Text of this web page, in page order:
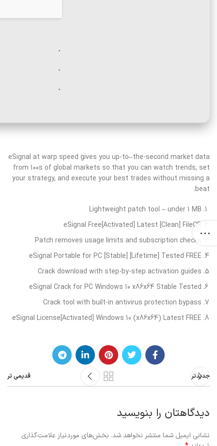
eSignal at warp speed gives you up-to–the-second market data
from 100s of global markets so that you can watch trends, set
your strategy, and execute your best trades without missing a
beat.
Lightweight patch tool – under 1 MB
eSignal Free[Activated] Latest [Clean] FileCR
Patch removes usage limits and subscription checks
eSignal Portable for PC [Stable] [Lifetime] Tested FREE
Crack download with step-by-step activation guides
eSignal Crack for PC Windows 10 x86x64 Stable Tested
Crack tool with built-in antivirus protection bypass
eSignal License[Activated] Windows 10 (x86x64) Latest FREE
جدیدتر قدیمی تر
دیدگاهتان را بنویسید
نشانی ایمیل شما منتشر نخواهد شد. بخش‌های موردنیاز علامت‌گذاری